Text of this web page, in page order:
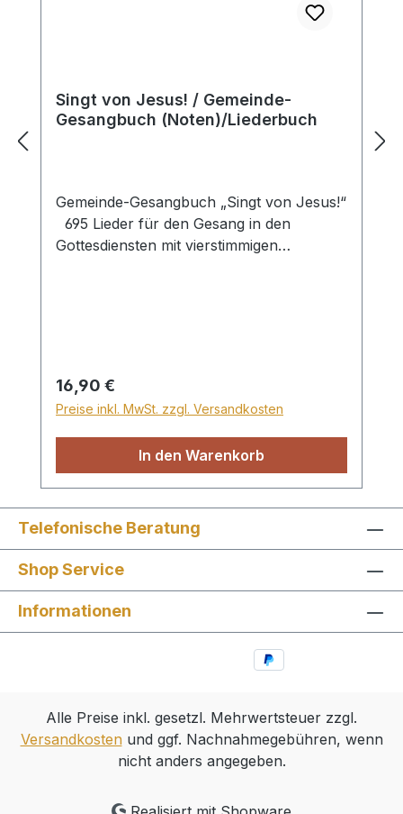
Singt von Jesus! / Gemeinde-
Gesangbuch (Noten)/Liederbuch
Gemeinde-Gesangbuch „Singt von Jesus!“
695 Lieder für den Gesang in den
Gottesdiensten mit vierstimmigen
Regulärer Preis:
16,90 €
Preise inkl. MwSt. zzgl. Versandkosten
In den Warenkorb
Telefonische Beratung
Shop Service
Informationen
Alle Preise inkl. gesetzl. Mehrwertsteuer zzgl.
Versandkostenund ggf. Nachnahmegebühren, wenn
nicht anders angegeben.